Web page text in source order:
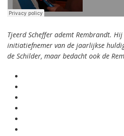
Tjeerd Scheffer ademt Rembrandt.
initiatiefnemer van de jaarlijkse
de Schilder, maar bedacht ook de